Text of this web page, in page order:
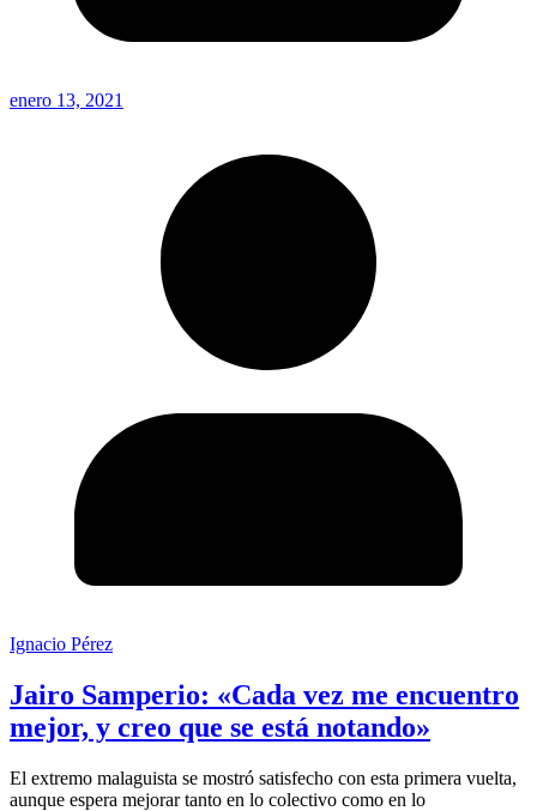
enero 13, 2021
Ignacio Pérez
Jairo Samperio: «Cada vez me encuentro
mejor, y creo que se está notando»
El extremo malaguista se mostró satisfecho con esta primera vuelta,
aunque espera mejorar tanto en lo colectivo como en lo